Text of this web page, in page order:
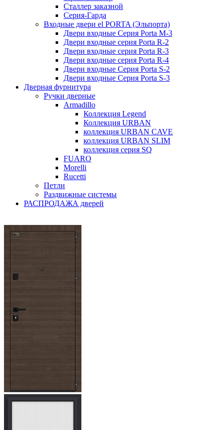
Сталлер заказной
Серия-Гарда
Входные двери el PORTA (Эльпорта)
Двери входные Серия Porta M-3
Двери входные серия Porta R-2
Двери входные серия Porta R-3
Двери входные серия Porta R-4
Двери входные Серия Porta S-2
Двери входные Серия Porta S-3
Дверная фурнитура
Ручки дверные
Armadillo
Коллекция Legend
Коллекция URBAN
коллекция URBAN CAVE
коллекция URBAN SLIM
коллекция серия SQ
FUARO
Morelli
Rucetti
Петли
Раздвижные системы
РАСПРОДАЖА дверей